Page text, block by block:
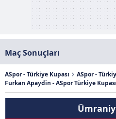
Maç Sonuçları
ASpor - Türkiye Kupası
ASpor -
Furkan Apaydin - ASpor Türkiye